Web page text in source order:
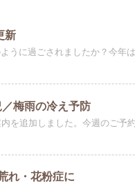
新
うに過ごされましたか？今年
梅雨の冷え予防
を追加しました。今週のご予
れ・花粉症に